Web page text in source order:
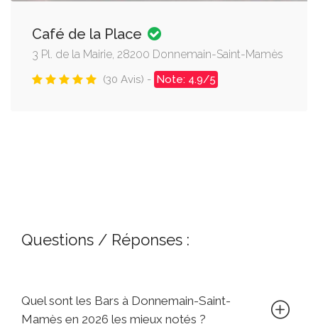
Café de la Place
3 Pl. de la Mairie, 28200 Donnemain-Saint-Mamès
(30 Avis) - Note: 4.9/5
Questions / Réponses :
Quel sont les Bars à Donnemain-Saint-
Mamès en 2026 les mieux notés ?